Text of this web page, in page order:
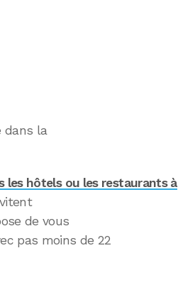
dans la
les hôtels ou les restaurants à
de vous
pas moins de 22